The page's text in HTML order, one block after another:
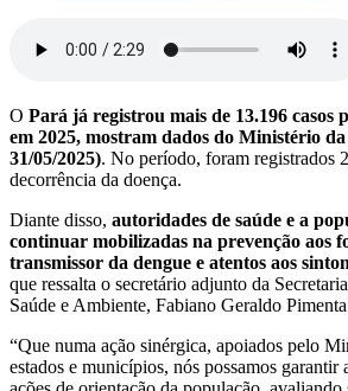
O Pará já registrou mais de 13.196 casos
em 2025, mostram dados do Ministério
31/05/2025). No período, foram registrados
decorrência da doença.
Diante disso, autoridades de saúde e a
continuar mobilizadas na prevenção aos
transmissor da dengue e atentos aos
que ressalta o secretário adjunto da
Saúde e Ambiente, Fabiano Geraldo
“Que numa ação sinérgica, apoiados pelo
estados e municípios, nós possamos garantir